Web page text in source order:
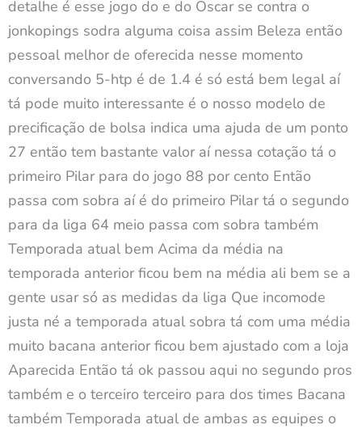
detalhe é esse jogo do e do Oscar se contra o
jonkopings sodra alguma coisa assim Beleza então
pessoal melhor de oferecida nesse momento
conversando 5-htp é de 1.4 é só está bem legal aí
tá pode muito interessante é o nosso modelo de
precificação de bolsa indica uma ajuda de um ponto
27 então tem bastante valor aí nessa cotação tá o
primeiro Pilar para do jogo 88 por cento Então
passa com sobra aí é do primeiro Pilar tá o segundo
para da liga 64 meio passa com sobra também
Temporada atual bem Acima da média na
temporada anterior ficou bem na média ali bem se a
gente usar só as medidas da liga Que incomode
justa né a temporada atual sobra tá com uma média
muito bacana anterior ficou bem ajustado com a loja
Aparecida Então tá ok passou aqui no segundo pros
também e o terceiro terceiro para dos times Bacana
também Temporada atual de ambas as equipes o